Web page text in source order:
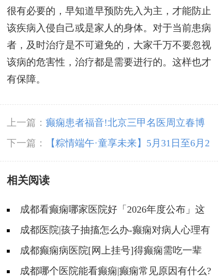
很有必要的，早知道早预防先入为主，才能防止
该疾病入侵自己或是家人的身体。对于当前患病
者，及时治疗是不可避免的，大家千万不要忽视
该病的危害性，治疗都是需要进行的。这样也才
有保障。
上一篇： 癫痫患者福音!北京三甲名医周立春博
士领衔会诊团5月23-25日成都亲诊
下一篇：
【粽情‌端午·童享未来】5月31日至6月2
日，北京癫痫专家双节来蓉领衔会诊，助力患者
早日康复
相关阅读
成都看癫痫哪家医院好「2026年度公布」这
些遗传病可能伴有癫痫发生
成都医院|孩子抽搐怎么办-癫痫对病人心理有
影响吗?
成都癫痫病医院[网上挂号]得癫痫需吃一辈
子药吗?
成都哪个医院能看癫痫|癫痫常见原因有什么?